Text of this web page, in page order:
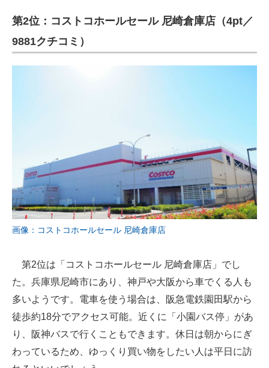
第2位：コストコホールセール 尼崎倉庫店（4pt／
9881クチコミ）
画像：コストコホールセール 尼崎倉庫店
第2位は「コストコホールセール 尼崎倉庫店」でし
た。兵庫県尼崎市にあり、神戸や大阪から車でくる人も
多いようです。電車を使う場合は、阪急電鉄園田駅から
徒歩約18分でアクセス可能。近くに「小園バス停」があ
り、阪神バスで行くこともできます。休日は朝からにぎ
わっているため、ゆっくり買い物をしたい人は平日に訪